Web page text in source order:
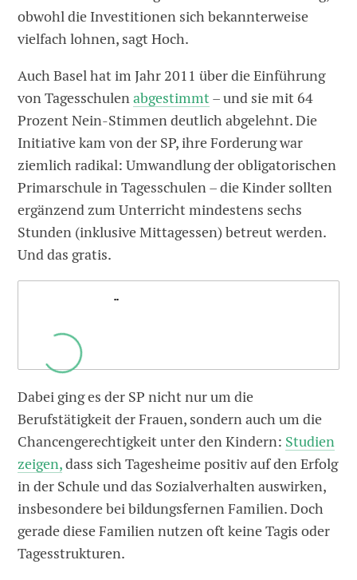
obwohl die Investitionen sich bekannterweise
vielfach lohnen, sagt Hoch.
Auch Basel hat im Jahr 2011 über die Einführung
von Tagesschulenabgestimmt– und sie mit 64
Prozent Nein-Stimmen deutlich abgelehnt. Die
Initiative kam von der SP, ihre Forderung war
ziemlich radikal: Umwandlung der obligatorischen
Primarschule in Tagesschulen – die Kinder sollten
ergänzend zum Unterricht mindestens sechs
Stunden (inklusive Mittagessen) betreut werden.
Und das gratis.
.
Dabei ging es der SP nicht nur um die
Berufstätigkeit der Frauen, sondern auch um die
Chancengerechtigkeit unter den Kindern: Studien
zeigen,dass sich Tagesheime positiv auf den Erfolg
in der Schule und das Sozialverhalten auswirken,
insbesondere bei bildungsfernen Familien. Doch
gerade diese Familien nutzen oft keine Tagis oder
Tagesstrukturen.